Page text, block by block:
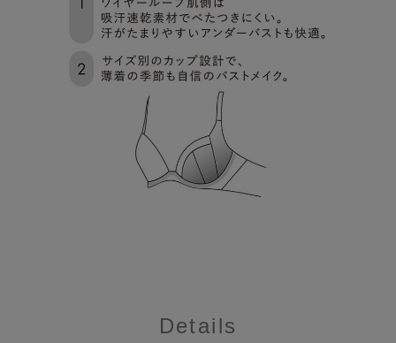
Details